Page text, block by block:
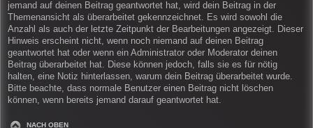
jemand auf deinen Beitrag geantwortet hat, wird dein Beitrag in der
Themenansicht als überarbeitet gekennzeichnet. Es wird sowohl die
Anzahl als auch der letzte Zeitpunkt der Bearbeitungen angezeigt. Dieser
Hinweis erscheint nicht, wenn noch niemand auf deinen Beitrag
geantwortet hat oder wenn ein Administrator oder Moderator deinen
Beitrag überarbeitet hat. Diese können jedoch, falls sie es für nötig
halten, eine Notiz hinterlassen, warum dein Beitrag überarbeitet wurde.
Bitte beachte, dass normale Benutzer einen Beitrag nicht löschen
können, wenn bereits jemand darauf geantwortet hat.
NACH OBEN